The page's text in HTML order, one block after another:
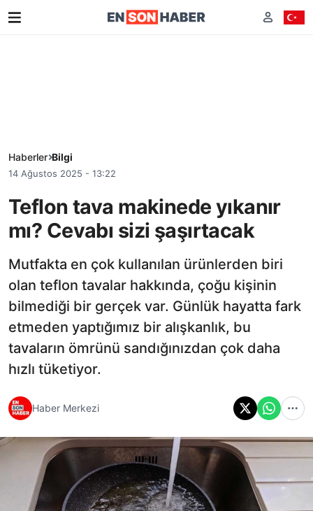
Haberler Bilgi
14 Ağustos 2025 - 13:22
Teflon tava makinede yıkanır
mı? Cevabı sizi şaşırtacak
Mutfakta en çok kullanılan ürünlerden biri
olan teflon tavalar hakkında, çoğu kişinin
bilmediği bir gerçek var. Günlük hayatta fark
etmeden yaptığımız bir alışkanlık, bu
tavaların ömrünü sandığınızdan çok daha
hızlı tüketiyor.
Haber Merkezi